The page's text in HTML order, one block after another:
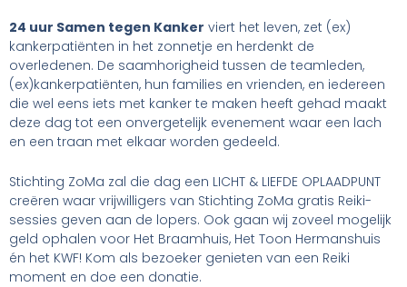
24 uur Samen tegen Kanker viert het leven, zet (ex)
kankerpatiënten in het zonnetje en herdenkt de
overledenen. De saamhorigheid tussen de teamleden,
(ex)kankerpatiënten, hun families en vrienden, en iedereen
die wel eens iets met kanker te maken heeft gehad maakt
deze dag tot een onvergetelijk evenement waar een lach
en een traan met elkaar worden gedeeld.
Stichting ZoMa zal die dag een LICHT & LIEFDE OPLAADPUNT
creëren waar vrijwilligers van Stichting ZoMa gratis Reiki-
sessies geven aan de lopers. Ook gaan wij zoveel mogelijk
geld ophalen voor Het Braamhuis, Het Toon Hermanshuis
én het KWF! Kom als bezoeker genieten van een Reiki
moment en doe een donatie.